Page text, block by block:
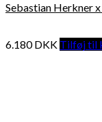
Sebastian Herkner
6.180DKK Tilføj til